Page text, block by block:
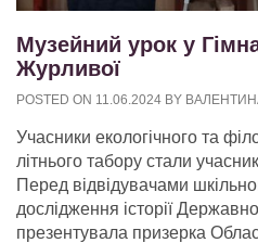
Музейний урок у
Журливої
POSTED ON 11.06.2024 BY
Учасники екологічного та
літнього табору стали
Перед відвідувачами
дослідження історії
презентувала призерка